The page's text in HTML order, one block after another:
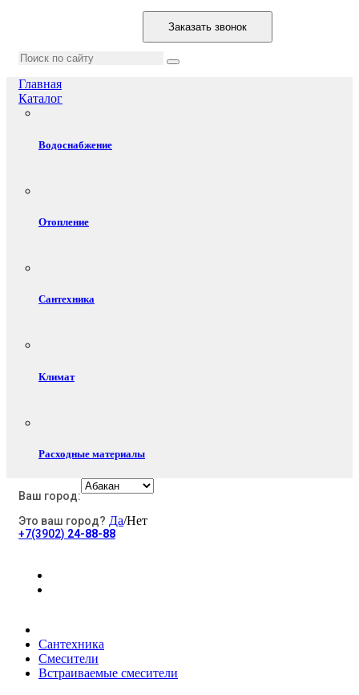
Заказать звонок
Главная
Каталог
Водоснабжение
Отопление
Сантехника
Климат
Расходные материалы
Электротовары
Ваш город:
Это ваш город? Да/Нет
+7(3902) 24-88-88
Сантехника
Смесители
Встраиваемые смесители